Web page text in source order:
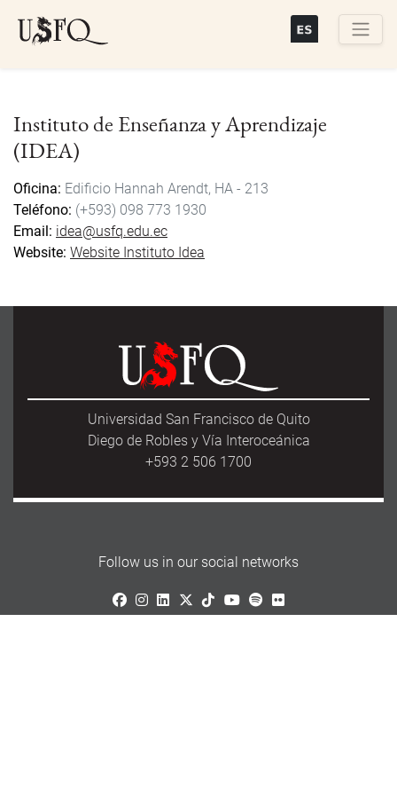
Instituto de Enseñanza y Aprendizaje
(IDEA)
Oficina Edificio Hannah Arendt, HA - 213
Teléfono (+593) 098 773 1930
Email idea@usfq.edu.ec
Website Website Instituto Idea
Universidad San Francisco de Quito
Diego de Robles y Vía Interoceánica
+593 2 506 1700
Follow us in our social networks